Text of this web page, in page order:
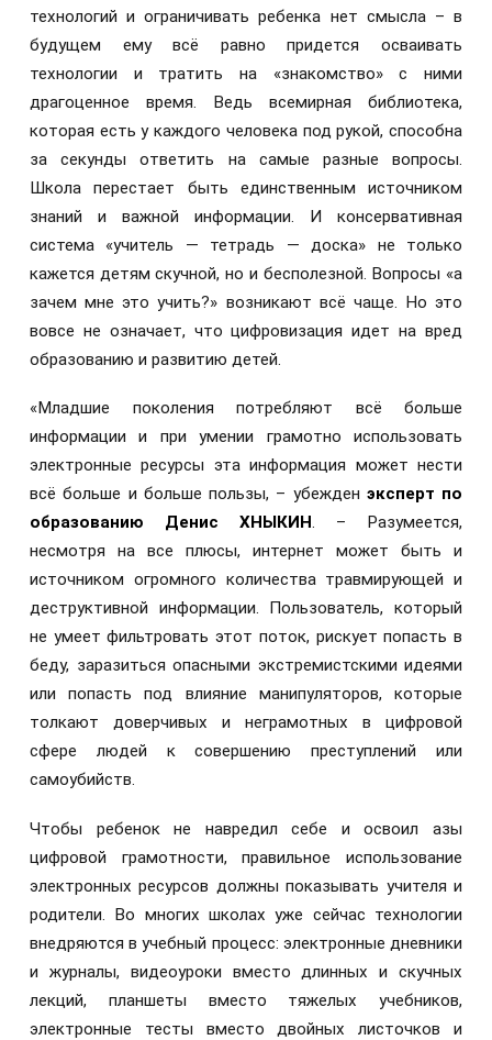
технологий и ограничивать ребенка нет смысла – в
будущем ему всё равно придется осваивать
технологии и тратить на «знакомство» с ними
драгоценное время. Ведь всемирная библиотека,
которая есть у каждого человека под рукой, способна
за секунды ответить на самые разные вопросы.
Школа перестает быть единственным источником
знаний и важной информации. И консервативная
система «учитель — тетрадь — доска» не только
кажется детям скучной, но и бесполезной. Вопросы «а
зачем мне это учить?» возникают всё чаще. Но это
вовсе не означает, что цифровизация идет на вред
образованию и развитию детей.
«Младшие поколения потребляют всё больше
информации и при умении грамотно использовать
электронные ресурсы эта информация может нести
всё больше и больше пользы, – убежден эксперт по
образованию Денис ХНЫКИН. – Разумеется,
несмотря на все плюсы, интернет может быть и
источником огромного количества травмирующей и
деструктивной информации. Пользователь, который
не умеет фильтровать этот поток, рискует попасть в
беду, заразиться опасными экстремистскими идеями
или попасть под влияние манипуляторов, которые
толкают доверчивых и неграмотных в цифровой
сфере людей к совершению преступлений или
самоубийств.
Чтобы ребенок не навредил себе и освоил азы
цифровой грамотности, правильное использование
электронных ресурсов должны показывать учителя и
родители. Во многих школах уже сейчас технологии
внедряются в учебный процесс: электронные дневники
и журналы, видеоуроки вместо длинных и скучных
лекций, планшеты вместо тяжелых учебников,
электронные тесты вместо двойных листочков и